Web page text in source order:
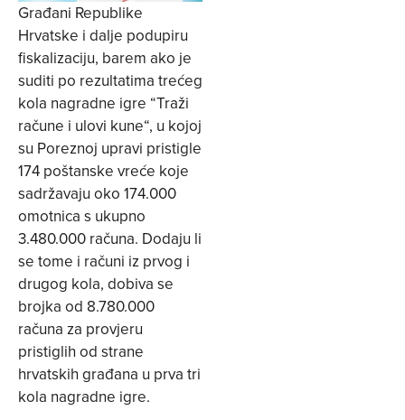
Građani Republike
Hrvatske i dalje podupiru
fiskalizaciju, barem ako je
suditi po rezultatima trećeg
kola nagradne igre “Traži
račune i ulovi kune“, u kojoj
su Poreznoj upravi pristigle
174 poštanske vreće koje
sadržavaju oko 174.000
omotnica s ukupno
3.480.000 računa. Dodaju li
se tome i računi iz prvog i
drugog kola, dobiva se
brojka od 8.780.000
računa za provjeru
pristiglih od strane
hrvatskih građana u prva tri
kola nagradne igre.